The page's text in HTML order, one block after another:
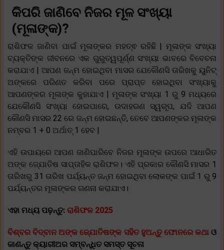
କିପରି ଜାଣିବେ ନିଜର ମୂଳ ସଂଖ୍ୟା
(ମୂଳାଙ୍କ)?
ରାଶିଫଳ ଜାଣିବା ପାଇଁ ମୂଳାଙ୍କର ମହତ୍ଵ ରହିଛି | ମୂଳାଙ୍କ ସଂଖ୍ୟା
ବ୍ୟକ୍ତିଙ୍କ ଜୀବନରେ ଏକ ଗୁରୁତ୍ୱପୂର୍ଣ୍ଣ ସଂଖ୍ୟା ଭାବରେ ବିବେଚନା
କରାଯାଏ | ଆପଣ ଜନ୍ମ ହୋଇଥିବା ମାସର ଯେକୌଣସି ତାରିଖକୁ ୟୁନିଟ୍
ଅଙ୍କରେ ପରିଣତ କରିବା ପରେ ପ୍ରାପ୍ତ ହୋଇଥିବା ସଂଖ୍ୟାକୁ
ଆପଣଙ୍କର ମୂଳାଙ୍କ କୁହାଯାଏ | ମୂଳାଙ୍କ ସଂଖ୍ୟା 1 ରୁ 9 ମଧ୍ୟରେ
ଯେକୌଣସି ସଂଖ୍ୟା ହୋଇପାରେ, ଉଦାହରଣ ସ୍ୱରୂପ, ଯଦି ଆପଣ
କୌଣସି ମାସର 22 ରେ ଜନ୍ମ ହୋଇଛନ୍ତି, ତେବେ ଆପଣଙ୍କର ମୂଳାଙ୍କ
ନମ୍ବର 1 + 0 ଅର୍ଥାତ୍ 1 ହେବ |
ଏହି ଉପାୟରେ ଆପଣ ଜାଣିପାରିବେ ନିଜର ମୂଳାଙ୍କ ଉପରେ ଆଧାରିତ
ଅଙ୍କ ଜ୍ଯୋତିଷ ସାପ୍ତାହିକ ରାଶିଫଳ। ଏହି ପ୍ରକାର କୌଣସି ମାସର 1
ତାରିଖରୁ 31 ତାରିଖ ପର୍ଯ୍ୟନ୍ତ ଜନ୍ମ ହୋଇଥିବା ଲୋକଙ୍କ ପାଇଁ 1 ରୁ 9
ପର୍ଯ୍ୟନ୍ତର ମୂଳାଙ୍କର ଗଣନା କରାଯାଏ।
ଏହା ମଧ୍ୟ ପଢ଼ନ୍ତୁ: ରାଶିଫଳ 2025
ବିଶ୍ବର ବିଦ୍ବାନ ଅଙ୍କ ଜ୍ଯୋତିଷଙ୍କ ସହିତ ହୁଅନ୍ତୁ ଫୋନରେ କଥା ଓ
ଜାଣନ୍ତୁ କ୍ୟାରୀଅର ସମ୍ବନ୍ଧିତ ସମସ୍ତ ସୂଚନା